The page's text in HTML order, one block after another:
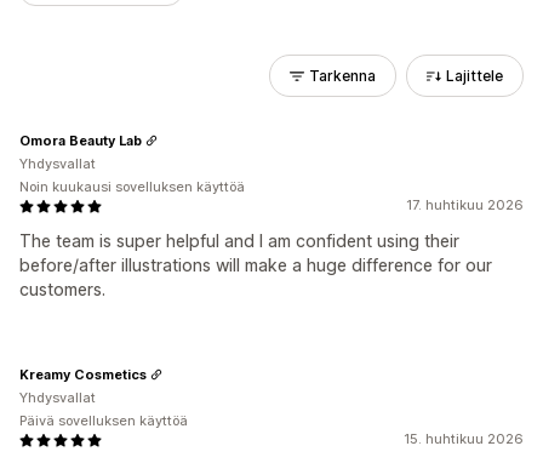
Tarkenna Lajittele
17. huhtikuu 2026
The team is super helpful and I am confident using their
before/after illustrations will make a huge difference for our
customers.
Omora Beauty Lab
Yhdysvallat
Noin kuukausi sovelluksen käyttöä
15. huhtikuu 2026
Kreamy Cosmetics
Yhdysvallat
Päivä sovelluksen käyttöä